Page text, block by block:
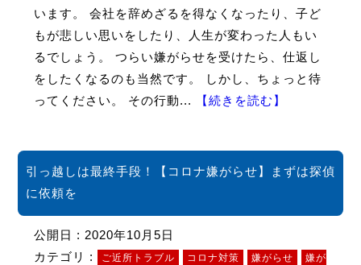
います。 会社を辞めざるを得なくなったり、子ど
もが悲しい思いをしたり、人生が変わった人もい
るでしょう。 つらい嫌がらせを受けたら、仕返し
をしたくなるのも当然です。 しかし、ちょっと待
ってください。 その行動...
【続きを読む】
引っ越しは最終手段！【コロナ嫌がらせ】まずは探偵
に依頼を
公開日 : 2020年10月5日
カテゴリ :
ご近所トラブル コロナ対策 嫌がらせ 嫌が